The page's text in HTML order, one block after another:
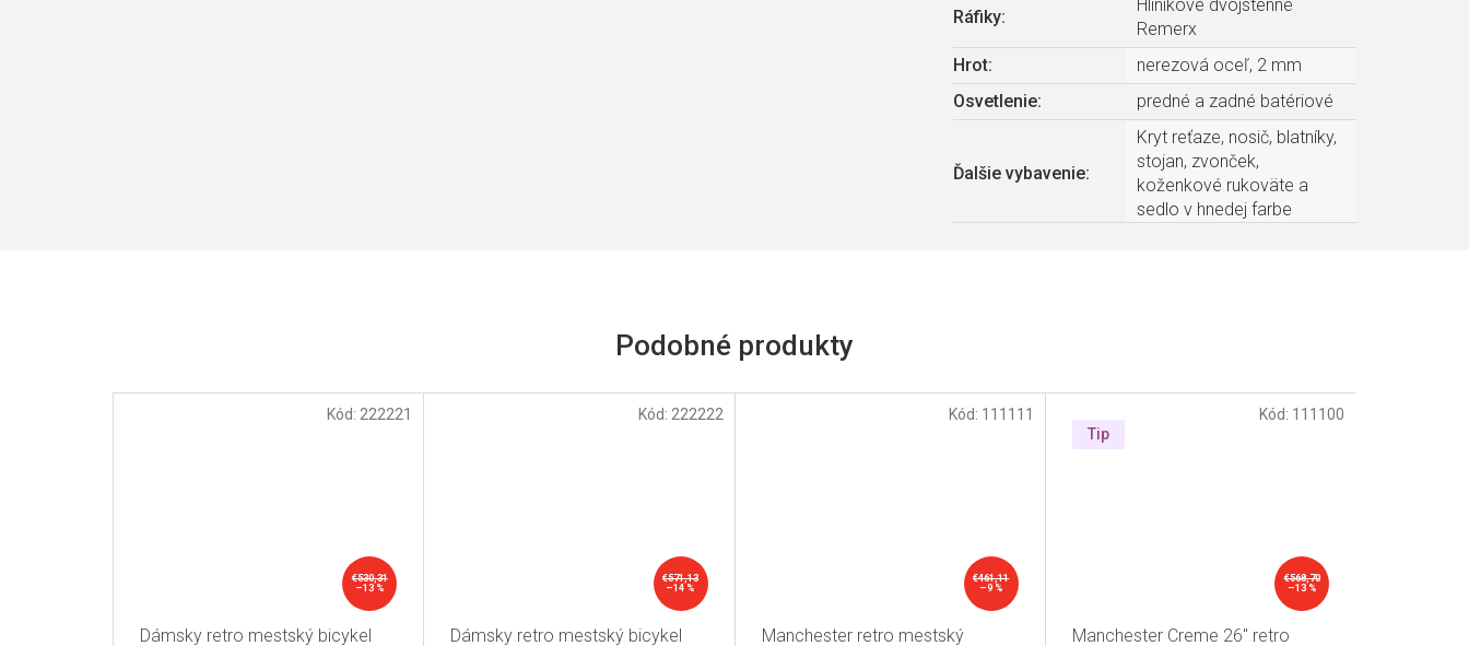
Ráfiky:
Hliníkové dvojstenné
Remerx
Hrot:
nerezová oceľ, 2 mm
Osvetlenie: predné a zadné batériové
Ďalšie vybavenie:
Kryt reťaze, nosič, blatníky,
stojan, zvonček,
koženkové rukoväte a
sedlo v hnedej farbe
€530,31
–13 %
Dámsky retro mestský bicykel
Kód:222221
€571,13
–14 %
Dámsky retro mestský bicykel
Kód: 222222
€461,11
–9 %
Manchester retro mestský
Kód: 111111
Tip
€568,70
–13 %
Manchester Creme 26" retro
Kód: 111100